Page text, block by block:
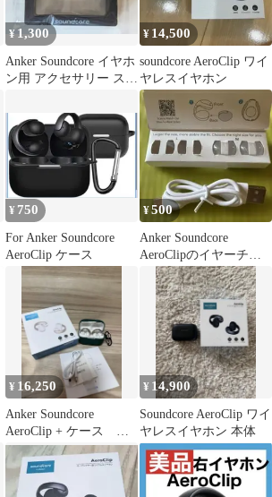
¥ 1,300
Anker Soundcore イヤホ
ン用 アクセサリー スノ
¥ 14,500
soundcore AeroClip ワイ
ヤレスイヤホン
¥ 750
For Anker Soundcore
AeroClip ケース
¥500
Anker Soundcore
AeroClipのイヤーチッ
¥ 16,250
Anker Soundcore
AeroClip + ケース セ
ット
¥ 14,900
Soundcore AeroClip ワイ
ヤレスイヤホン 本体